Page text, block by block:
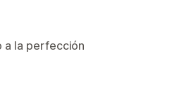
a la perfección